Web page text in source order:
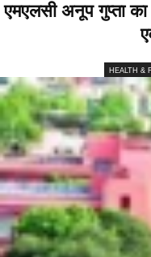
एमएलसी अनूप गुप्ता
HEALTH &